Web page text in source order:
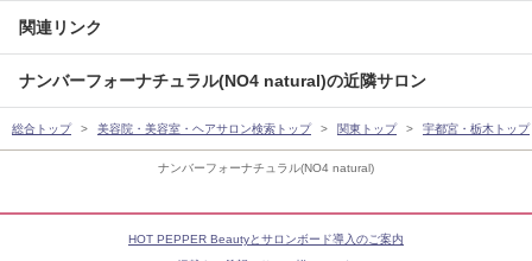
ナンバーフォーナチュラル(NO4 natural)
関連リンク
ナンバーフォーナチュラル(NO4 natural)の近隣サロン
総合トップ 美容院・美容室・ヘアサロン検索トップ 関東トップ 宇都宮・栃木トップ
HOT PEPPER Beautyとサロンボード導入のご案内